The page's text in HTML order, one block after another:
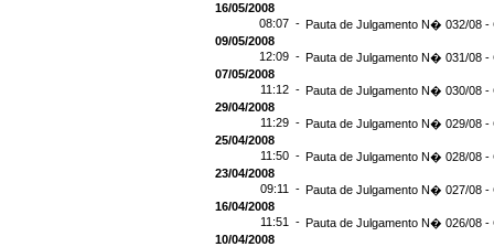
16/05/2008
08:07 - Pauta de Julgamento N� 032/08 -
09/05/2008
12:09 - Pauta de Julgamento N� 031/08 -
07/05/2008
11:12 - Pauta de Julgamento N� 030/08 -
29/04/2008
11:29 - Pauta de Julgamento N� 029/08 -
25/04/2008
11:50 - Pauta de Julgamento N� 028/08 -
23/04/2008
09:11 - Pauta de Julgamento N� 027/08 -
16/04/2008
11:51 - Pauta de Julgamento N� 026/08 -
10/04/2008